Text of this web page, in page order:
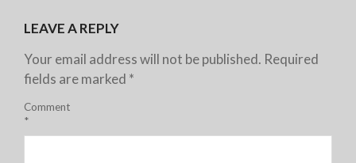
LEAVE A REPLY
Your email address will not be published. Required
fields are marked *
Comment
*